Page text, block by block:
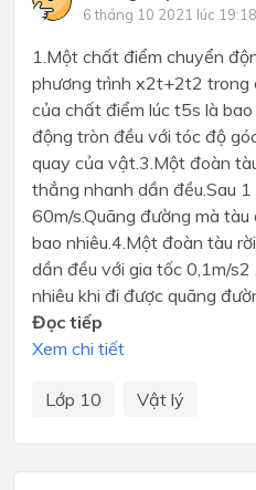
6 tháng 10 2021 lúc 19:18
1.Một chất điểm chuyển
phương trình x2t+2t2 trong
của chất điểm lúc t5s là
động tròn đều với tóc độ
quay của vật.3.Một đoàn
thẳng nhanh dần đều.Sau
60m/s.Quãng đường mà
bao nhiêu.4.Một đoàn tàu
dần đều với gia tốc 0,1m/
nhiêu khi đi được quãng
Đọc tiếp
Xem chi tiết
Lớp 10 Vật lý